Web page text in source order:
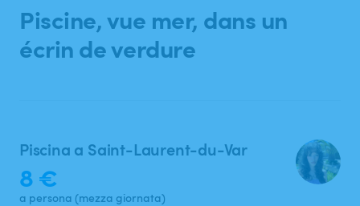
Piscine​,​vue mer​,​ dans un
écrindeverdure
Piscina a Saint-Laurent-du-Var
8 €
a persona (mezza giornata)